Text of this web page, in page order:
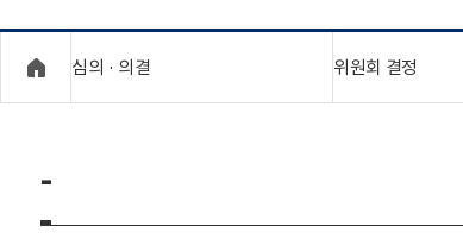
보
보
위
심의 · 의결 위원회 결정
-